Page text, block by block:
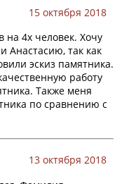
15 октября 2018
на 4х человек. Хочу
Анастасию, так как
эскиз памятника.
работу
Также меня
по сравнению с
13 октября 2018